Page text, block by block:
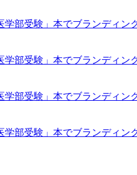
学部受験」本でブランディ
学部受験」本でブランディ
学部受験」本でブランディ
学部受験」本でブランディ